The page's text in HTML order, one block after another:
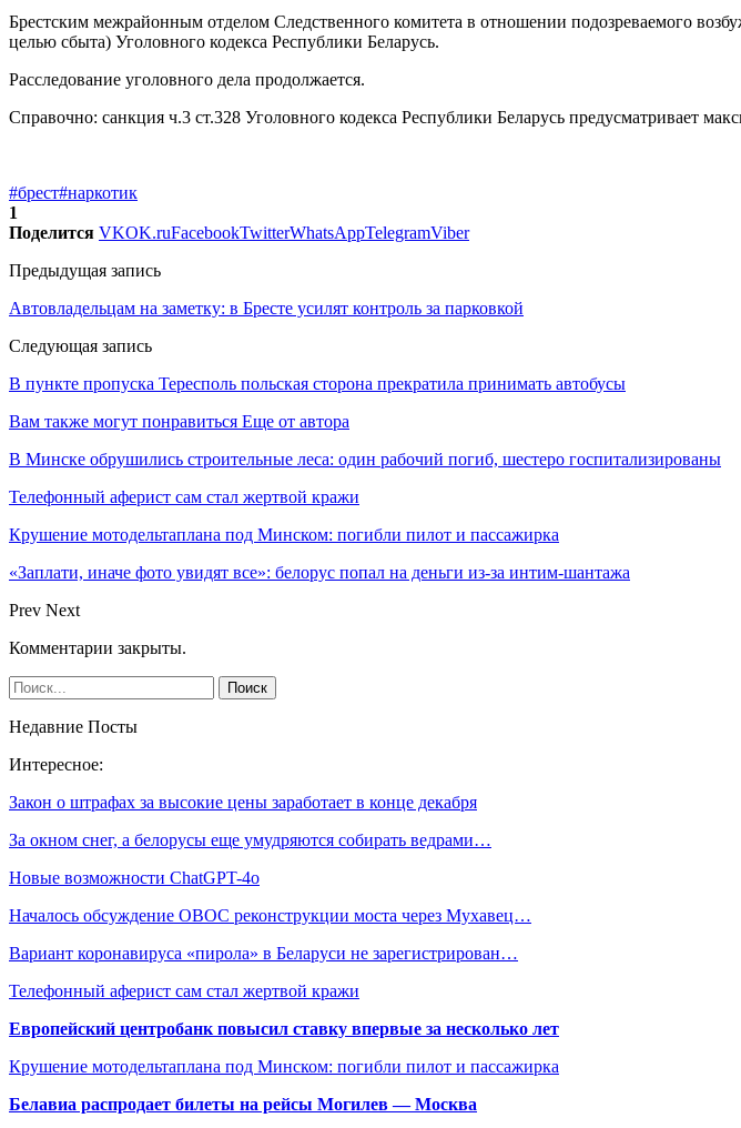
Брестским межрайонным отделом Следственного комитета в отношении подозреваемого
целью сбыта) Уголовного кодекса Республики Беларусь.
Расследование уголовного дела продолжается.
Справочно: санкция ч.3 ст.328 Уголовного кодекса Республики Беларусь предусматривает
#брест#наркотик
1
Поделится VKOK.ruFacebookTwitterWhatsAppTelegramViber
Предыдущая запись
Автовладельцам на заметку: в Бресте усилят контроль за парковкой
Следующая запись
В пункте пропуска Тересполь польская сторона прекратила принимать автобусы
Вам также могут понравиться Еще от автора
В Минске обрушились строительные леса: один рабочий погиб, шестеро госпитализированы
Телефонный аферист сам стал жертвой кражи
Крушение мотодельтаплана под Минском: погибли пилот и пассажирка
«Заплати, иначе фото увидят все»: белорус попал на деньги из-за интим-шантажа
Prev Next
Комментарии закрыты.
Недавние Посты
Интересное:
Закон о штрафах за высокие цены заработает в конце декабря
За окном снег, а белорусы еще умудряются собирать ведрами…
Новые возможности ChatGPT-4o
Началось обсуждение ОВОС реконструкции моста через Мухавец…
Вариант коронавируса «пирола» в Беларуси не зарегистрирован…
Телефонный аферист сам стал жертвой кражи
Европейский центробанк повысил ставку впервые за несколько лет
Крушение мотодельтаплана под Минском: погибли пилот и пассажирка
Белавиа распродает билеты на рейсы Могилев — Москва